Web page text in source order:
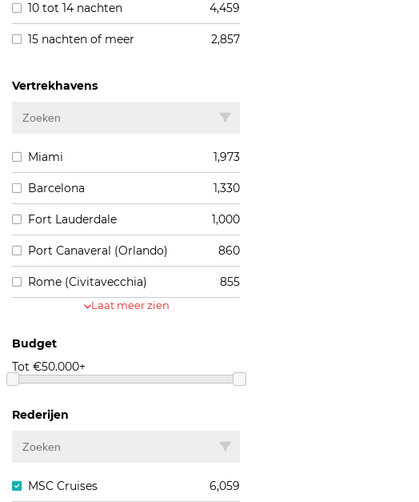
10 tot 14 nachten 4,459
15 nachten of meer 2,857
Vertrekhavens
Miami 1,973
Barcelona 1,330
Fort Lauderdale 1,000
Port Canaveral (Orlando) 860
Rome (Civitavecchia) 855
Laat meer zien
Budget
Tot €50.000+
Rederijen
MSC Cruises 6,059